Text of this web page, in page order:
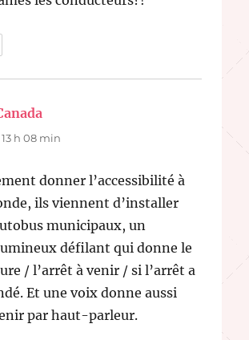
13 h 08 min
donner l’accessibilité à
ils viennent d’installer
municipaux, un
défilant qui donne le
/ l’arrêt à venir / si l’arrêt a
Et une voix donne aussi
par haut-parleur.